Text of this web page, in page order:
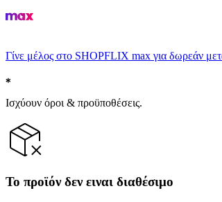
Γίνε μέλος στο SHOPFLIX max για δωρεάν
Ισχύουν όροι & προϋποθέσεις.
Το προϊόν δεν ειναι διαθέσιμο